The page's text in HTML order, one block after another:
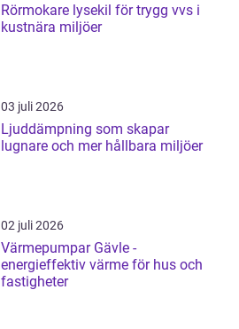
Rörmokare lysekil för trygg vvs i
kustnära miljöer
03 juli 2026
Ljuddämpning som skapar
lugnare och mer hållbara miljöer
02 juli 2026
Värmepumpar Gävle -
energieffektiv värme för hus och
fastigheter